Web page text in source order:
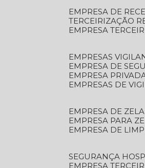
EMPRESA DE
TERCEIRIZAÇÃO
EMPRESA
EMPRESAS
EMPRESA DE
EMPRESA
EMPRESAS DE
EMPRESA DE
EMPRESA PARA
EMPRESA DE
SEGURANÇA
EMPRESA